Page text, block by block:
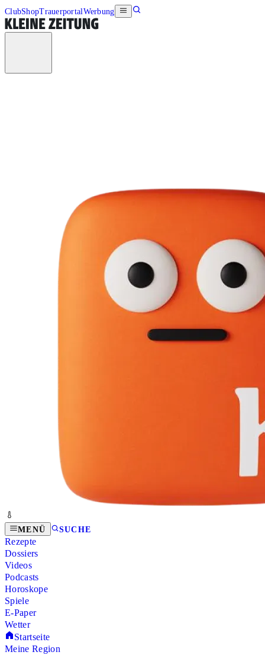
ClubShopTrauerportalWerbung
MENÜ SUCHE
Rezepte
Dossiers
Videos
Podcasts
Horoskope
Spiele
E-Paper
Wetter
Startseite
Meine Region